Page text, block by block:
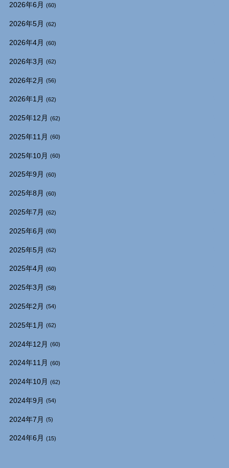
2026年6月 (60)
2026年5月 (62)
2026年4月 (60)
2026年3月 (62)
2026年2月 (56)
2026年1月 (62)
2025年12月 (62)
2025年11月 (60)
2025年10月 (60)
2025年9月 (60)
2025年8月 (60)
2025年7月 (62)
2025年6月 (60)
2025年5月 (62)
2025年4月 (60)
2025年3月 (58)
2025年2月 (54)
2025年1月 (62)
2024年12月 (60)
2024年11月 (60)
2024年10月 (62)
2024年9月 (54)
2024年7月 (5)
2024年6月 (15)